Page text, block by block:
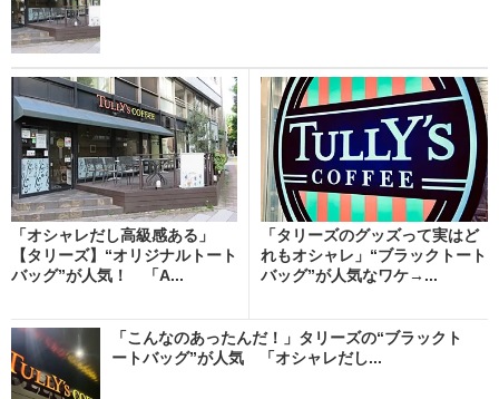
「オシャレだし高級感ある」
【タリーズ】“オリジナルトート
バッグ”が人気！ 「A...
「タリーズのグッズって実はど
れもオシャレ」“ブラックトート
バッグ”が人気なワケ→...
「こんなのあったんだ！」タリーズの“ブラックト
ートバッグ”が人気 「オシャレだし...